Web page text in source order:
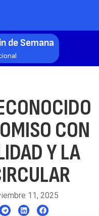
de Semana
CON
Y LA
11, 2025